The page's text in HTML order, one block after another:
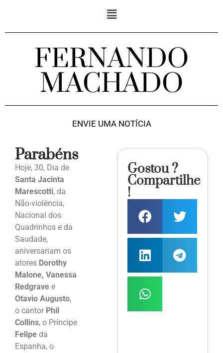
FERNANDO
MACHADO
ENVIE UMA NOTÍCIA
Parabéns
Hoje, 30, Dia de
Santa Jacinta
Marescotti, da
Não-violência,
Nacional dos
Quadrinhos e da
Saudade,
aniversariam os
atores Dorothy
Malone, Vanessa
Redgrave e
Otavio Augusto,
o cantor Phil
Collins, o Príncipe
Felipe da
Espanha, o
Gostou ?
Compartilhe
!